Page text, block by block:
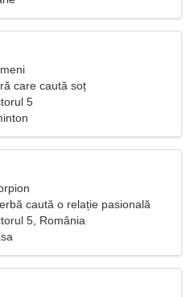
care caută soț
5
caută o relație pasională
5, România